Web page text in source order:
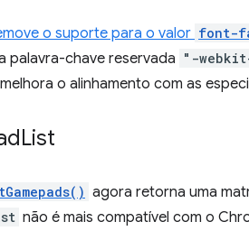
o suporte para o valor font-
palavra-chave reservada "-
o alinhamento com as
List
agora retorna uma
não é mais compatível com o